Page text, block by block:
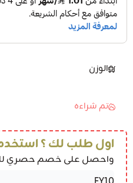
الوزن
تم شراءه
اول طلب لك ؟
واحصل على خصم حصري